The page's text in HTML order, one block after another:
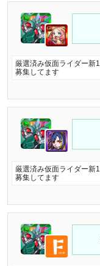
厳選済み仮面ライダー新
募集してます
厳選済み仮面ライダー新
募集してます